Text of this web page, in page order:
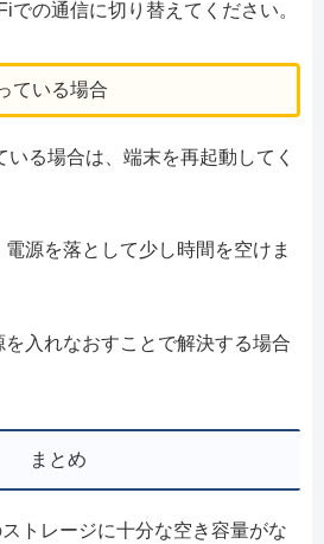
での通信に切り替えてください。
ている場合
る場合は、端末を再起動してく
源を落として少し時間を空けま
入れなおすことで解決する場合
まとめ
トレージに十分な空き容量がな